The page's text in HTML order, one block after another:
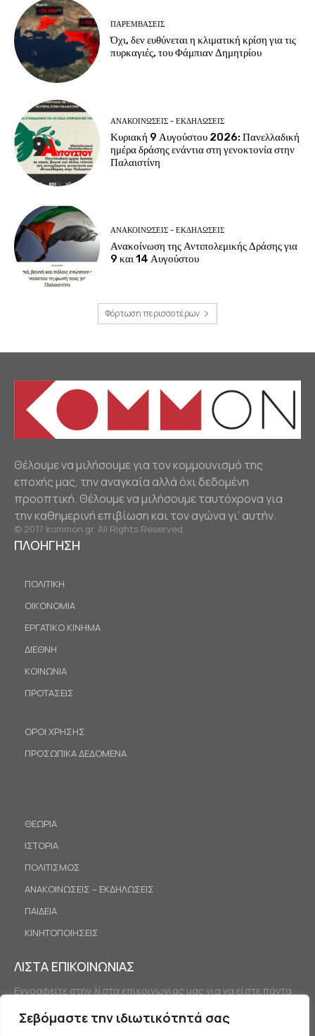
Σεβόμαστε την ιδιωτικότητά σας
ΠΑΡΕΜΒΑΣΕΙΣ
Όχι, δεν ευθύνεται η κλιματική κρίση για τις
πυρκαγιές, του Φάμπιαν Δημητρίου
ΑΝΑΚΟΙΝΩΣΕΙΣ - ΕΚΔΗΛΩΣΕΙΣ
Κυριακή 9 Αυγούστου 2026: Πανελλαδική
ημέρα δράσης ενάντια στη γενοκτονία στην
Παλαιστίνη
ΑΝΑΚΟΙΝΩΣΕΙΣ - ΕΚΔΗΛΩΣΕΙΣ
Ανακοίνωση της Αντιπολεμικής Δράσης για
9 και 14 Αυγούστου
Φόρτωση περισσοτέρων
Θέλουμε να μιλήσουμε για τον κομμουνισμό της
εποχής μας, την αναγκαία αλλά όχι δεδομένη
προοπτική. Θέλουμε να μιλήσουμε ταυτόχρονα για
την καθημερινή επιβίωση και τον αγώνα γι’ αυτήν.
© 2017 kommon.gr. All Rights Reserved.
ΠΛΟΗΓΗΣΗ
ΠΟΛΙΤΙΚΗ
ΟΙΚΟΝΟΜΙΑ
ΕΡΓΑΤΙΚΟ ΚΙΝΗΜΑ
ΔΙΕΘΝΗ
ΚΟΙΝΩΝΙΑ
ΠΡΟΤΑΣΕΙΣ
ΟΡΟΙ ΧΡΗΣΗΣ
ΠΡΟΣΩΠΙΚΑ ΔΕΔΟΜΕΝΑ
ΘΕΩΡΙΑ
ΙΣΤΟΡΙΑ
ΠΟΛΙΤΙΣΜΟΣ
ΑΝΑΚΟΙΝΩΣΕΙΣ – ΕΚΔΗΛΩΣΕΙΣ
ΠΑΙΔΕΙΑ
ΚΙΝΗΤΟΠΟΙΗΣΕΙΣ
ΛΙΣΤΑ ΕΠΙΚΟΙΝΩΝΙΑΣ
Εγγραφείτε στην λίστα επικοινωνίας μας για να είστε πάντα